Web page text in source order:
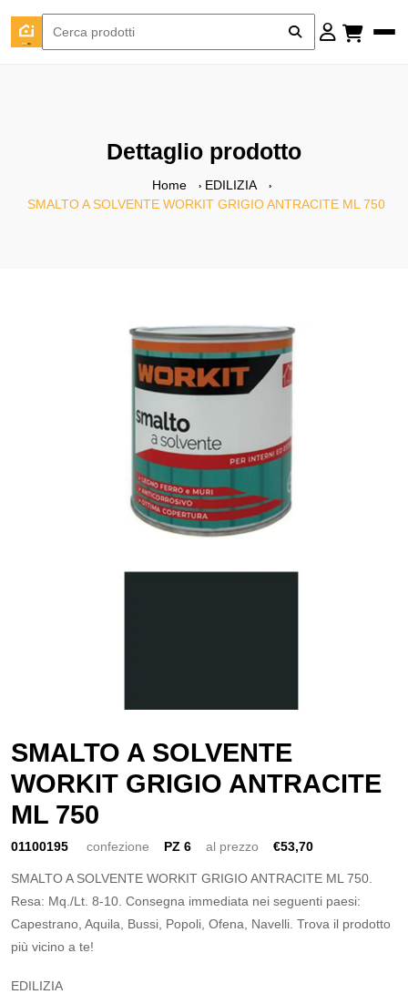
Dettaglio prodotto
Home
EDILIZIA
SMALTO A SOLVENTE WORKIT GRIGIO ANTRACITE ML 750
SMALTO A SOLVENTE
WORKIT GRIGIO ANTRACITE
ML 750
01100195 confezione PZ 6 al prezzo €53,70
SMALTO A SOLVENTE WORKIT GRIGIO ANTRACITE ML 750.
Resa: Mq./Lt. 8-10. Consegna immediata nei seguenti paesi:
Capestrano, Aquila, Bussi, Popoli, Ofena, Navelli. Trova il prodotto
più vicino a te!
EDILIZIA